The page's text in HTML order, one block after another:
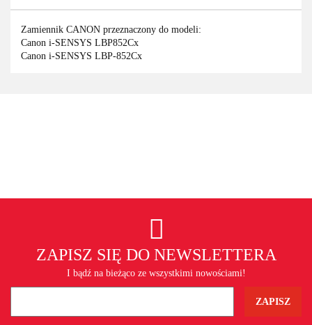
Zamiennik CANON przeznaczony do modeli:
Canon i-SENSYS LBP852Cx
Canon i-SENSYS LBP-852Cx
ZAPISZ SIĘ DO NEWSLETTERA
I bądź na bieżąco ze wszystkimi nowościami!